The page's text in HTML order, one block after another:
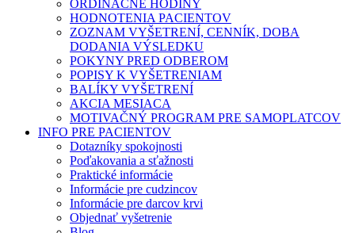
ORDINAČNÉ HODINY
HODNOTENIA PACIENTOV
ZOZNAM VYŠETRENÍ, CENNÍK, DOBA
DODANIA VÝSLEDKU
POKYNY PRED ODBEROM
POPISY K VYŠETRENIAM
BALÍKY VYŠETRENÍ
AKCIA MESIACA
MOTIVAČNÝ PROGRAM PRE SAMOPLATCOV
INFO PRE PACIENTOV
Dotazníky spokojnosti
Poďakovania a sťažnosti
Praktické informácie
Informácie pre cudzincov
Informácie pre darcov krvi
Objednať vyšetrenie